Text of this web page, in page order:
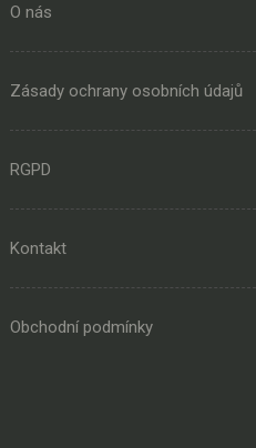
O nás
Zásady ochrany osobních údajů
RGPD
Kontakt
Obchodní podmínky